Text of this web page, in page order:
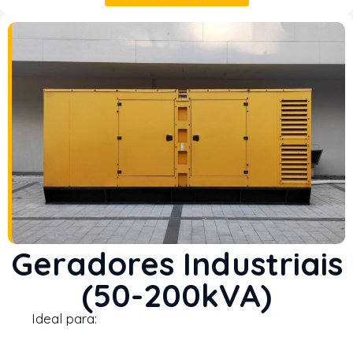
Geradores Industriais
(50-200kVA)
Ideal para: